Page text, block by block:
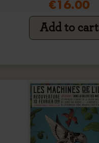
€16.00
Add to cart